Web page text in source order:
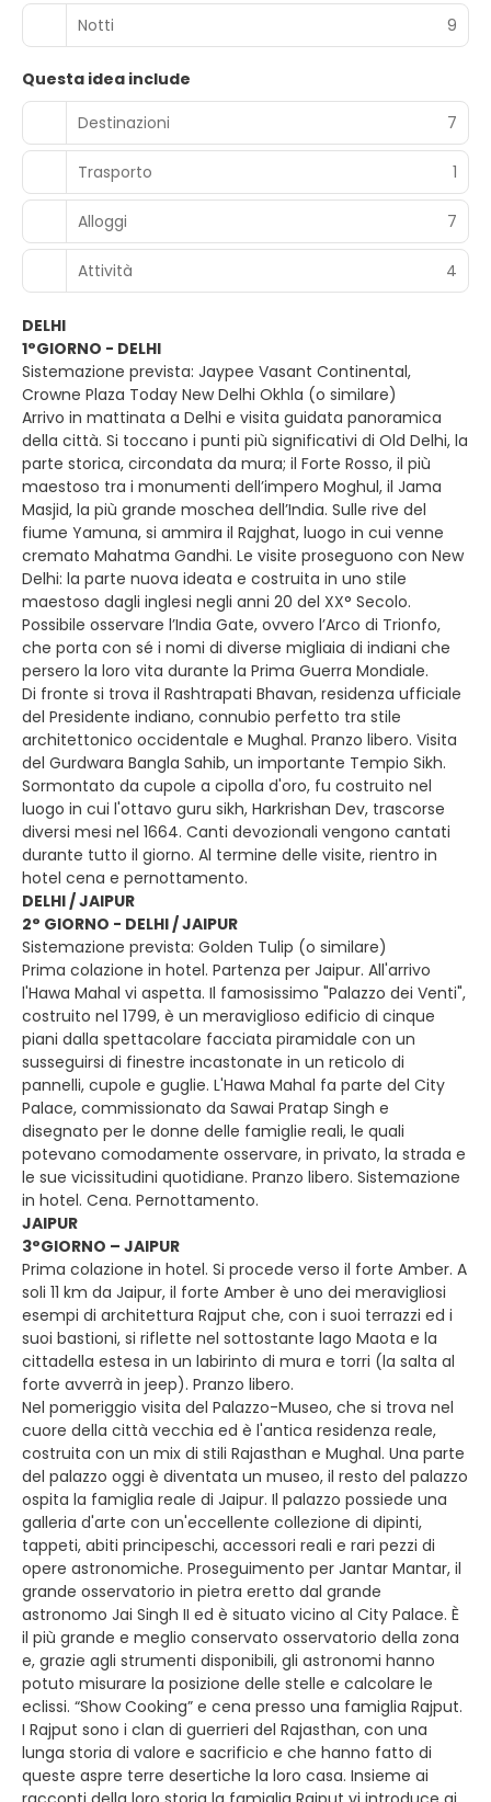
Notti 9
Questa idea include
Destinazioni
7
Trasporto 1
Alloggi 7
Attività 4
DELHI
1°GIORNO - DELHI
Sistemazione prevista: Jaypee Vasant Continental,
Crowne Plaza Today New Delhi Okhla (o similare)
Arrivo in mattinata a Delhi e visita guidata panoramica
della città. Si toccano i punti più significativi di Old Delhi, la
parte storica, circondata da mura; il Forte Rosso, il più
maestoso tra i monumenti dell’impero Moghul, il Jama
Masjid, la più grande moschea dell’India. Sulle rive del
fiume Yamuna, si ammira il Rajghat, luogo in cui venne
cremato Mahatma Gandhi. Le visite proseguono con New
Delhi: la parte nuova ideata e costruita in uno stile
maestoso dagli inglesi negli anni 20 del XX° Secolo.
Possibile osservare l’India Gate, ovvero l’Arco di Trionfo,
che porta con sé i nomi di diverse migliaia di indiani che
persero la loro vita durante la Prima Guerra Mondiale.
Di fronte si trova il Rashtrapati Bhavan, residenza ufficiale
del Presidente indiano, connubio perfetto tra stile
architettonico occidentale e Mughal. Pranzo libero. Visita
del Gurdwara Bangla Sahib, un importante Tempio Sikh.
Sormontato da cupole a cipolla d'oro, fu costruito nel
luogo in cui l'ottavo guru sikh, Harkrishan Dev, trascorse
diversi mesi nel 1664. Canti devozionali vengono cantati
durante tutto il giorno. Al termine delle visite, rientro in
hotel cena e pernottamento.
DELHI / JAIPUR
2° GIORNO - DELHI / JAIPUR
Sistemazione prevista: Golden Tulip (o similare)
Prima colazione in hotel. Partenza per Jaipur. All'arrivo
l'Hawa Mahal vi aspetta. Il famosissimo "Palazzo dei Venti",
costruito nel 1799, è un meraviglioso edificio di cinque
piani dalla spettacolare facciata piramidale con un
susseguirsi di finestre incastonate in un reticolo di
pannelli, cupole e guglie. L'Hawa Mahal fa parte del City
Palace, commissionato da Sawai Pratap Singh e
disegnato per le donne delle famiglie reali, le quali
potevano comodamente osservare, in privato, la strada e
le sue vicissitudini quotidiane. Pranzo libero. Sistemazione
in hotel. Cena. Pernottamento.
JAIPUR
3°GIORNO – JAIPUR
Prima colazione in hotel. Si procede verso il forte Amber. A
soli 11 km da Jaipur, il forte Amber è uno dei meravigliosi
esempi di architettura Rajput che, con i suoi terrazzi ed i
suoi bastioni, si riflette nel sottostante lago Maota e la
cittadella estesa in un labirinto di mura e torri (la salta al
forte avverrà in jeep). Pranzo libero.
Nel pomeriggio visita del Palazzo-Museo, che si trova nel
cuore della città vecchia ed è l'antica residenza reale,
costruita con un mix di stili Rajasthan e Mughal. Una parte
del palazzo oggi è diventata un museo, il resto del palazzo
ospita la famiglia reale di Jaipur. Il palazzo possiede una
galleria d'arte con un'eccellente collezione di dipinti,
tappeti, abiti principeschi, accessori reali e rari pezzi di
opere astronomiche. Proseguimento per Jantar Mantar, il
grande osservatorio in pietra eretto dal grande
astronomo Jai Singh II ed è situato vicino al City Palace. È
il più grande e meglio conservato osservatorio della zona
e, grazie agli strumenti disponibili, gli astronomi hanno
potuto misurare la posizione delle stelle e calcolare le
eclissi. “Show Cooking” e cena presso una famiglia Rajput.
I Rajput sono i clan di guerrieri del Rajasthan, con una
lunga storia di valore e sacrificio e che hanno fatto di
queste aspre terre desertiche la loro casa. Insieme ai